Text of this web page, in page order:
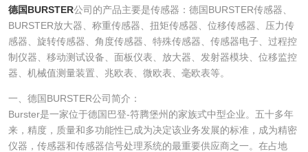
德国BURSTER公司的产品主要是传感器：德国BURSTER传感器、
BURSTER放大器、称重传感器、扭矩传感器、位移传感器、压力传
感器、旋转传感器、角度传感器、特殊传感器、传感器电子、过程控
制仪器、移动测试设备、面板仪表、放大器、发射器模块、位移监控
器、机械值测量装置、兆欧表、微欧表、毫欧表等。
一、德国BURSTER公司简介：
Burster是一家位于德国巴登-符腾堡州的家族式中型企业。五十多年
来，精度，质量和多功能性已成为决定该业务发展的标准，成为精密
仪器，传感器和传感器信号处理系统的最重要供应商之一。在占地